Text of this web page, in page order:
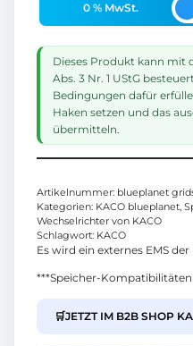
0 % MwSt.
Dieses Produkt kann mit
Abs. 3 Nr. 1 UStG
Bedingungen dafür
Haken setzen und das
übermitteln.
Artikelnummer: blueplanet
Kategorien: KACO blueplanet,
Wechselrichter von KACO
Schlagwort: KACO
Es wird ein externes EMS
***Speicher-
🛒JETZT IM B2B SHOP